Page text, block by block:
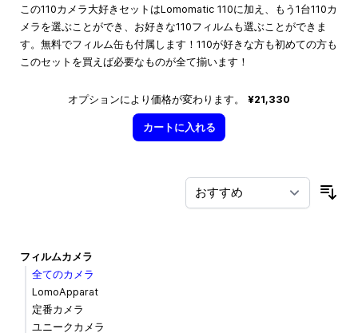
この110カメラ大好きセットはLomomatic 110に加え、もう1台110カ
メラを選ぶことができ、お好きな110フィルムも選ぶことができま
す。無料でフィルム缶も付属します！110が好きな方も初めての方も
このセットを買えば必要なものが全て揃います！
オプションにより価格が変わります。 ¥21,330
カートに入れる
フィルムカメラ
全てのカメラ
LomoApparat
定番カメラ
ユニークカメラ